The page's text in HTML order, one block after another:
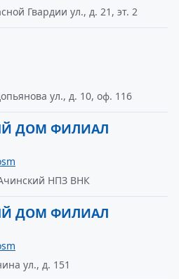
Гвардии ул., д. 21, эт. 2
ул., д. 10, оф. 116
ДОМ ФИЛИАЛ
НПЗ ВНК
ДОМ ФИЛИАЛ
ул., д. 151